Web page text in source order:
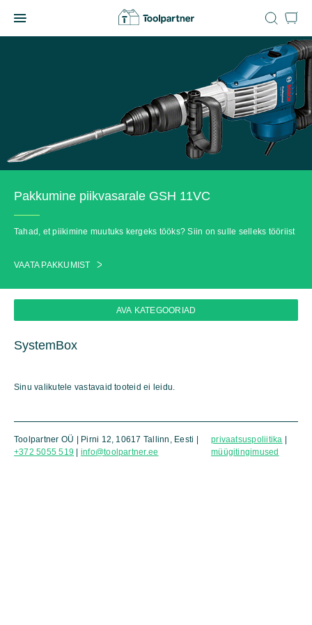
to
Toolpartner
Pakkumine piikvasarale GSH 11VC
Tahad, et piikimine muutuks kergeks tööks? Siin on sulle selleks tööriist
VAATA PAKKUMIST
AVA KATEGOORIAD
SystemBox
Sinu valikutele vastavaid tooteid ei leidu.
Toolpartner OÜ | Pirni 12, 10617 Tallinn, Eesti |
+372 5055 519 | info@toolpartner.ee
privaatsuspoliitika |
müügitingimused